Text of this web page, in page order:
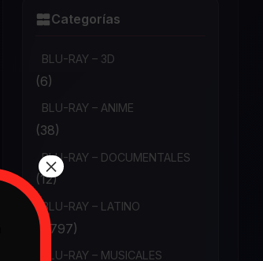
Categorías
BLU-RAY – 3D
(6)
BLU-RAY – ANIME
(38)
BLU-RAY – DOCUMENTALES
(12)
BLU-RAY – LATINO
(1,797)
BLU-RAY – MUSICALES
×